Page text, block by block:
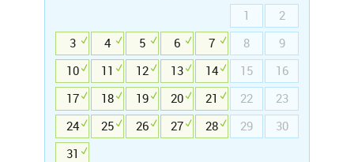
1
2
3
4 5 6 7 8
9
10
11 12 13 14 15
16
17
18 19 20 21 22
23
24
25 26 27 28 29
30
31